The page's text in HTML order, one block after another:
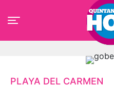
PLAYA DEL CARMEN